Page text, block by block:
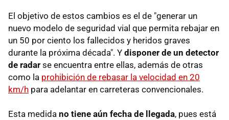
El objetivo de estos cambios es el de "generar un
nuevo modelo de seguridad vial que permita rebajar en
un 50 por ciento los fallecidos y heridos graves
durante la próxima década". Y disponer de un detector
de radar se encuentra entre ellas, además de otras
como la prohibición de rebasar la velocidad en 20
km/h para adelantar en carreteras convencionales.
Esta medida no tiene aún fecha de llegada, pues está